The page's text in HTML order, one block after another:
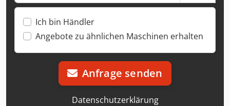
Ich bin Händler
Angebote zu ähnlichen Maschinen erhalten
Anfrage senden
Datenschutzerklärung